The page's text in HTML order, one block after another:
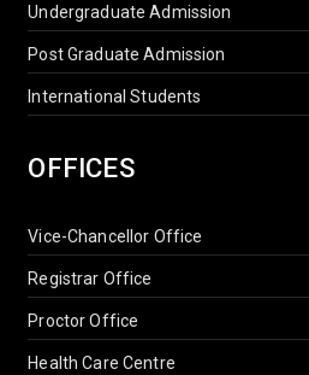
Undergraduate Admission
Post Graduate Admission
International Students
OFFICES
Vice-Chancellor Office
Registrar Office
Proctor Office
Health Care Centre